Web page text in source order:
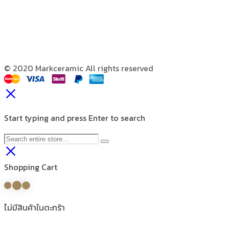
© 2020 Markceramic All rights reserved
Start typing and press Enter to search
Shopping Cart
ไม่มีสินค้าในตะกร้า